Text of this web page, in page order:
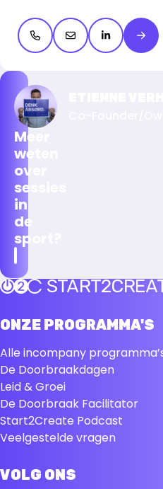
Open de contactpop-
Open deLinkedIn
Meer
weten
over
sessies
in
de
sport?
Terug naar de startpagina
ONZE PROGRAMMA'S
Alle incompany
De Doorbraakdagen
Leid & Groei
De Doorbraak Facilitator
Start2Create Podcast
Veelgestelde vragen
VOLG ONS